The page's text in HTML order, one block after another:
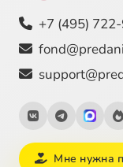
+7 (495)
Мне нужна